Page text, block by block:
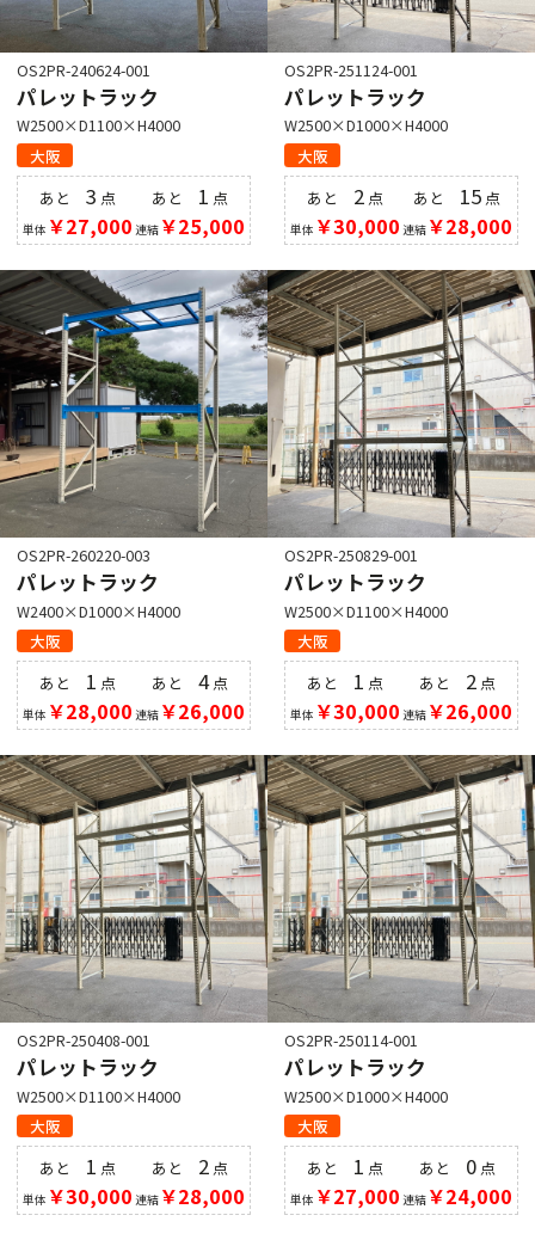
OS2PR-240624-001
パレットラック
W2500×D1100×H4000
大阪
あと3 点
単体 ￥27,000
あと 1 点
連結￥25,000
OS2PR-251124-001
パレットラック
W2500×D1000×H4000
大阪
あと 2 点
単体 ￥30,000
あと 15 点
連結￥28,000
OS2PR-260220-003
パレットラック
W2400×D1000×H4000
大阪
あと 1 点
単体 ￥28,000
あと 4点
連結￥26,000
OS2PR-250829-001
パレットラック
W2500×D1100×H4000
大阪
あと 1 点
単体 ￥30,000
あと 2点
連結￥26,000
OS2PR-250408-001
パレットラック
W2500×D1100×H4000
大阪
あと 1 点
単体 ￥30,000
あと 2点
連結￥28,000
OS2PR-250114-001
パレットラック
W2500×D1000×H4000
大阪
あと 1 点
単体 ￥27,000
あと 0点
連結￥24,000